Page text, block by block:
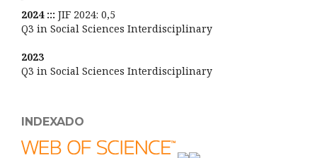
2024 ::: JIF 2024: 0,5
Q3 in Social Sciences Interdisciplinary
2023
Q3 in Social Sciences Interdisciplinary
INDEXADO